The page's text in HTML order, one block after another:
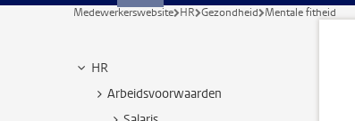
Medewerkerswebsite HR Gezondheid Mentale fitheid
HR
Arbeidsvoorwaarden